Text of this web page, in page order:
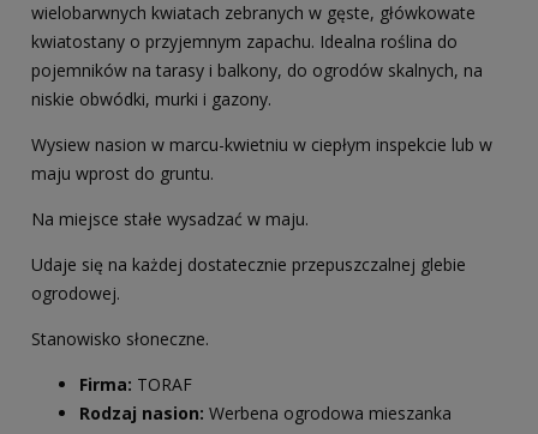
wielobarwnych kwiatach zebranych w gęste, główkowate
kwiatostany o przyjemnym zapachu. Idealna roślina do
pojemników na tarasy i balkony, do ogrodów skalnych, na
niskie obwódki, murki i gazony.
Wysiew nasion w marcu-kwietniu w ciepłym inspekcie lub w
maju wprost do gruntu.
Na miejsce stałe wysadzać w maju.
Udaje się na każdej dostatecznie przepuszczalnej glebie
ogrodowej.
Stanowisko słoneczne.
Firma: TORAF
Rodzaj nasion: Werbena ogrodowa mieszanka